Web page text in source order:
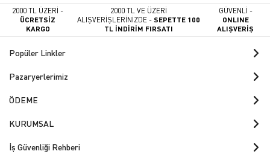
2000 TL ÜZERİ -
ÜCRETSİZ
KARGO
2000 TL VE ÜZERİ
ALIŞVERİŞLERİNİZDE -SEPETTE 100
TL İNDİRİM FIRSATI
GÜVENLİ -
ONLINE
ALIŞVERİŞ
Popüler Linkler
Pazaryerlerimiz
ÖDEME
KURUMSAL
İş Güvenliği Rehberi